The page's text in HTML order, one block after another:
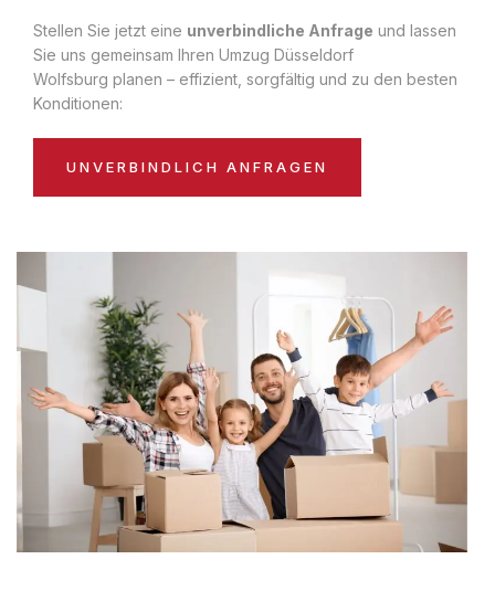
Stellen Sie jetzt eine unverbindliche Anfrage und lassen
Sie uns gemeinsam Ihren Umzug Düsseldorf
Wolfsburg planen – effizient, sorgfältig und zu den besten
Konditionen:
UNVERBINDLICH ANFRAGEN